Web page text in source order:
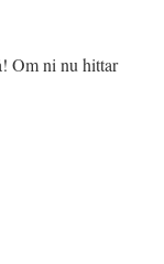
Om ni nu hittar